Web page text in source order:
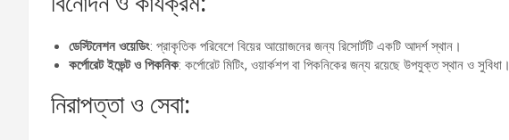
ডেস্টিনেশন ওয়েডিং: প্রাকৃতিক পরিবেশে বিয়ের আয়োজনের জন্য রিসোর্টটি একটি আদর্শ স্থান।
কর্পোরেট ইভেন্ট ও পিকনিক: কর্পোরেট মিটিং, ওয়ার্কশপ বা পিকনিকের জন্য রয়েছে উপযুক্ত স্থান ও সুবিধা।
নিরাপত্তা ও সেবা: